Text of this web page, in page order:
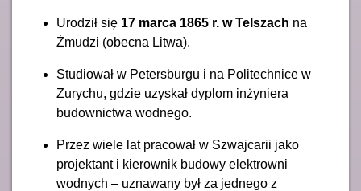
Urodził się 17 marca 1865 r. w Telszach na
Żmudzi (obecna Litwa).
Studiował w Petersburgu i na Politechnice w
Zurychu, gdzie uzyskał dyplom inżyniera
budownictwa wodnego.
Przez wiele lat pracował w Szwajcarii jako
projektant i kierownik budowy elektrowni
wodnych – uznawany był za jednego z